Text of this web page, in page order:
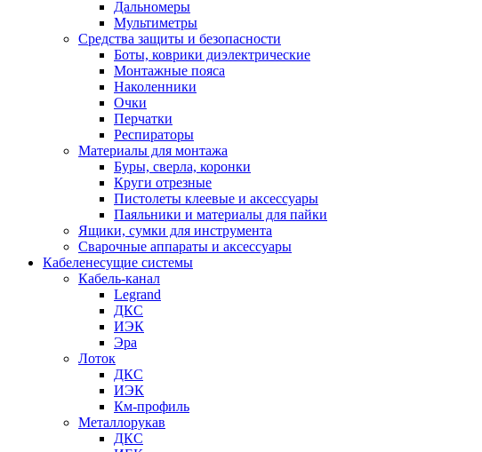
Дальномеры
Мультиметры
Средства защиты и безопасности
Боты, коврики диэлектрические
Монтажные пояса
Наколенники
Очки
Перчатки
Респираторы
Материалы для монтажа
Буры, сверла, коронки
Круги отрезные
Пистолеты клеевые и аксессуары
Паяльники и материалы для пайки
Ящики, сумки для инструмента
Сварочные аппараты и аксессуары
Кабеленесущие системы
Кабель-канал
Legrand
ДКС
ИЭК
Эра
Лоток
ДКС
ИЭК
Км-профиль
Металлорукав
ДКС